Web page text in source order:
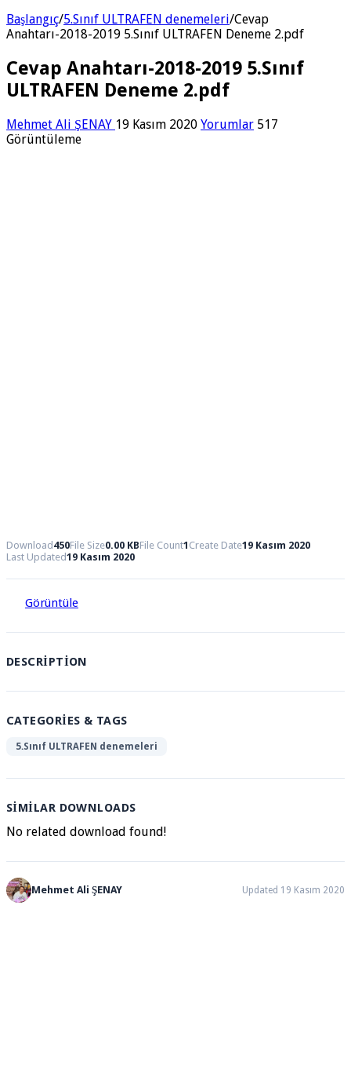
Başlangıç/5.Sınıf ULTRAFEN denemeleri/Cevap
Anahtarı-2018-2019 5.Sınıf ULTRAFEN Deneme 2.pdf
Cevap Anahtarı-2018-2019 5.Sınıf
ULTRAFEN Deneme 2.pdf
Mehmet Ali ŞENAY 19 Kasım 2020 Yorumlar 517
Görüntüleme
Download450File Size0.00 KBFile Count1 Create Date19 Kasım 2020
Last Updated19 Kasım 2020
Görüntüle
DESCRIPTION
CATEGORIES & TAGS
5.Sınıf ULTRAFEN denemeleri
SIMILAR DOWNLOADS
No related download found!
Mehmet Ali ŞENAY Updated 19 Kasım 2020